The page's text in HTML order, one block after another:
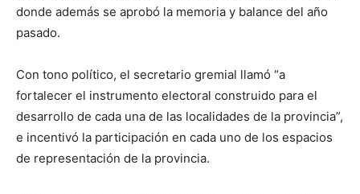
donde además se aprobó la memoria y balance del año
pasado.
Con tono político, el secretario gremial llamó “a
fortalecer el instrumento electoral construido para el
desarrollo de cada una de las localidades de la provincia”,
e incentivó la participación en cada uno de los espacios
de representación de la provincia.